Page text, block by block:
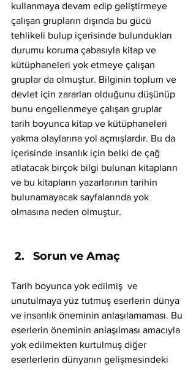
kullanmaya devam edip geliştirmeye
çalışan grupların dışında bu gücü
tehlikeli bulup içerisinde bulundukları
durumu koruma çabasıyla kitap ve
kütüphaneleri yok etmeye çalışan
gruplar da olmuştur. Bilginin toplum ve
devlet için zararları olduğunu düşünüp
bunu engellenmeye çalışan gruplar
tarih boyunca kitap ve kütüphaneleri
yakma olaylarına yol açmışlardır. Bu da
içerisinde insanlık için belki de çağ
atlatacak birçok bilgi bulunan kitapların
ve bu kitapların yazarlarının tarihin
bulunamayacak sayfalarında yok
olmasına neden olmuştur.
Sorun ve Amaç
Tarih boyunca yok edilmiş  ve
unutulmaya yüz tutmuş eserlerin dünya
ve insanlık öneminin anlaşılamaması. Bu
eserlerin öneminin anlaşılması amacıyla
yok edilmekten kurtulmuş diğer
eserlerlerin dünyanın gelişmesindeki